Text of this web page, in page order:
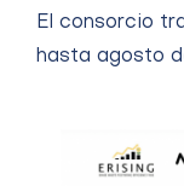
El consorcio
hasta agosto